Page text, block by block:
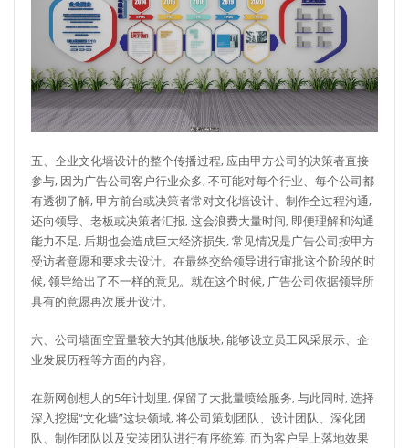
五、企业文化墙设计的整个传播过程, 应由甲方公司的决策者直接
参与, 因为广告公司客户行业众多, 不可能对每个行业、每个公司都
有透彻了解, 甲方前台或决策者常对文化墙设计、制作全过程沟通,
还向领导、老板或决策者汇报, 这会浪费大量时间, 即便理解和沟通
能力不足, 后期也会造成巨大经济损失, 常见情况是广告公司按甲方
受访者意愿和要求去设计。在最终交给领导进行审批这个阶段的时
候, 领导给出了不一样的意见。就在这个时候, 广告公司依据领导所
具有的意愿再次展开设计。
六、公司墙面空置量较大的其他版块, 能够设立员工风采展示、企
业发展历程等方面的内容。
在新网创想人的5年计划里, 保留了大批量喷绘服务, 与此同时, 选择
深入挖掘“文化墙”这块领域, 将公司策划团队、设计团队、深化团
队、制作团队以及安装团队进行有序统筹, 而为客户呈上落地效果